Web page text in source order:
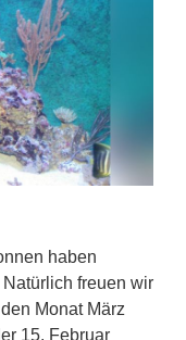
haben
freuen wir
Monat März
15. Februar